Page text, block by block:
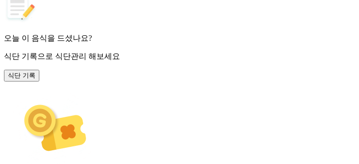
오늘 이 음식을 드셨나요?
식단 기록으로 식단관리 해보세요
식단 기록